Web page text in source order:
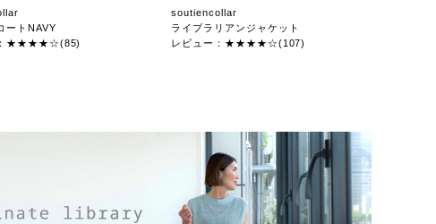
ートNAVY
：★★★★☆(85)
soutiencollar
ライブラリアンジャケット
レビュー：★★★★☆(107)